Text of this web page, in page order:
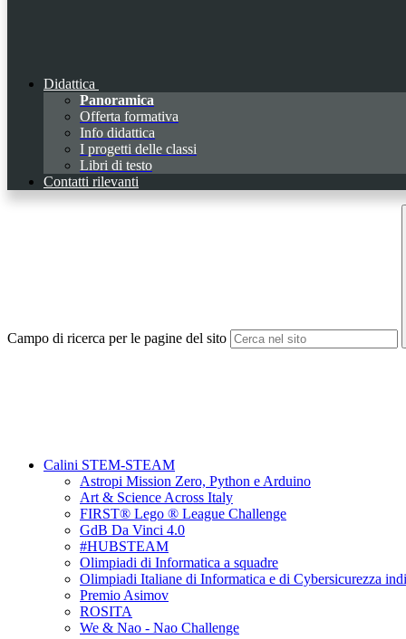
Didattica
Panoramica
Offerta formativa
Info didattica
I progetti delle classi
Libri di testo
Contatti rilevanti
Campo di ricerca per le pagine del sito
Calini STEM-STEAM
Astropi Mission Zero, Python e Arduino
Art & Science Across Italy
FIRST® Lego ® League Challenge
GdB Da Vinci 4.0
#HUBSTEAM
Olimpiadi di Informatica a squadre
Olimpiadi Italiane di Informatica e di Cybersicurezza
Premio Asimov
ROSITA
We & Nao - Nao Challenge